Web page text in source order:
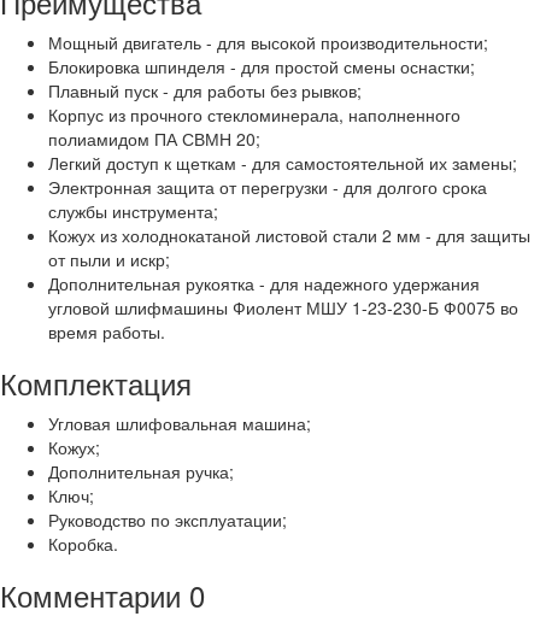
Мощный двигатель - для высокой производительности;
Блокировка шпинделя - для простой смены оснастки;
Плавный пуск - для работы без рывков;
Корпус из прочного стекломинерала, наполненного
полиамидом ПА СВМН 20;
Легкий доступ к щеткам - для самостоятельной их замены;
Электронная защита от перегрузки - для долгого срока
службы инструмента;
Кожух из холоднокатаной листовой стали 2 мм - для защиты
от пыли и искр;
Дополнительная рукоятка - для надежного удержания
угловой шлифмашины Фиолент МШУ 1-23-230-Б Ф0075 во
время работы.
Комплектация
Угловая шлифовальная машина;
Кожух;
Дополнительная ручка;
Ключ;
Руководство по эксплуатации;
Коробка.
Комментарии 0